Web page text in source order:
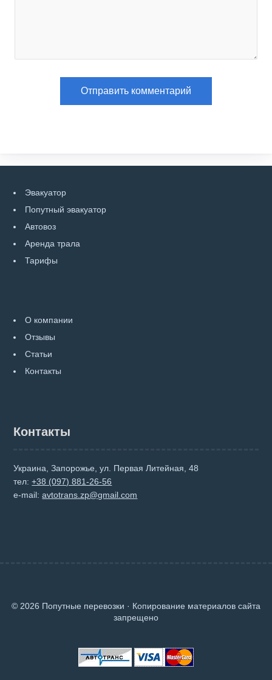
Эвакуатор
Попутный эвакуатор
Автовоз
Аренда трала
Тарифы
О компании
Отзывы
Статьи
Контакты
Контакты
Украина, Запорожье, ул. Первая Литейная, 48
тел:+38 (097) 881-26-56
e-mail:avtotrans.zp@gmail.com
© 2026 Попутные перевозки · Копирование материалов сайта
запрещено